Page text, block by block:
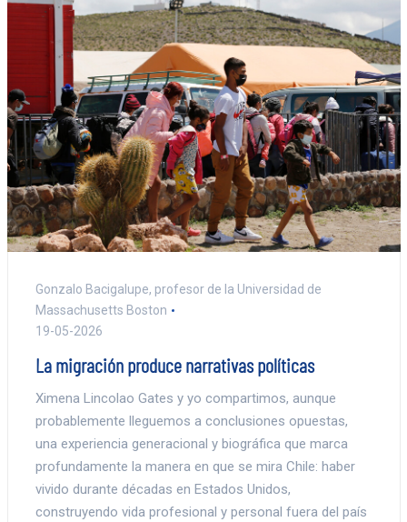
Gonzalo Bacigalupe, profesor de la Universidad de
Massachusetts Boston
19-05-2026
La migración produce narrativas políticas
Ximena Lincolao Gates y yo compartimos, aunque
probablemente lleguemos a conclusiones opuestas,
una experiencia generacional y biográfica que marca
profundamente la manera en que se mira Chile: haber
vivido durante décadas en Estados Unidos,
construyendo vida profesional y personal fuera del país